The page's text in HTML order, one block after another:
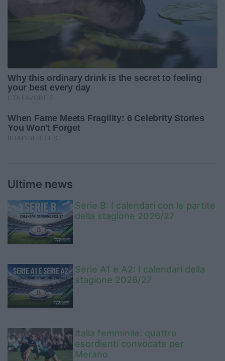
Ultime news
Serie B: I calendari con le partite
della stagione 2026/27
Serie A1 e A2: I calendari della
stagione 2026/27
Italia femminile: quattro
esordienti convocate per
Merano